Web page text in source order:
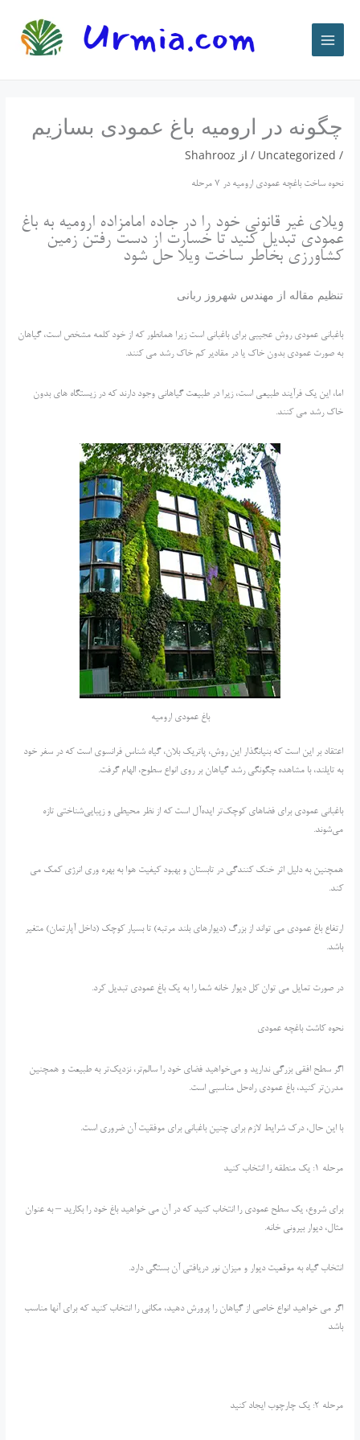
چگونه در ارومیه باغ عمودی بسازیم
/
Uncategorized / از Shahrooz
نحوه ساخت باغچه عمودی ارومیه در 7 مرحله
ویلای غیر قانونی خود را در جاده امامزاده ارومیه به باغ
عمودی تبدیل کنید تا خسارت از دست رفتن زمین
کشاورزی بخاطر ساخت ویلا حل شود
تنظیم مقاله از مهندس شهروز ربانی
باغبانی عمودی روش عجیبی برای باغبانی است زیرا همانطور که از خود کلمه مشخص است، گیاهان
به صورت عمودی بدون خاک یا در مقادیر کم خاک رشد می کنند.
اما، این یک فرآیند طبیعی است، زیرا در طبیعت گیاهانی وجود دارند که در زیستگاه های بدون
خاک رشد می کنند.
باغ عمودی ارومیه
اعتقاد بر این است که بنیانگذار این روش، پاتریک بلان، گیاه شناس فرانسوی است که در سفر خود
به تایلند، با مشاهده چگونگی رشد گیاهان بر روی انواع سطوح، الهام گرفت.
باغبانی عمودی برای فضاهای کوچک‌تر ایده‌آل است که از نظر محیطی و زیبایی‌شناختی تازه
می‌شوند.
همچنین به دلیل اثر خنک کنندگی در تابستان و بهبود کیفیت هوا به بهره وری انرژی کمک می
کند.
ارتفاع باغ عمودی می تواند از بزرگ (دیوارهای بلند مرتبه) تا بسیار کوچک (داخل آپارتمان) متغیر
باشد.
در صورت تمایل می توان کل دیوار خانه شما را به یک باغ عمودی تبدیل کرد.
نحوه کاشت باغچه عمودی
اگر سطح افقی بزرگی ندارید و می‌خواهید فضای خود را سالم‌تر، نزدیک‌تر به طبیعت و همچنین
مدرن‌تر کنید، باغ عمودی راه‌حل مناسبی است.
با این حال، درک شرایط لازم برای چنین باغبانی برای موفقیت آن ضروری است.
مرحله 1: یک منطقه را انتخاب کنید
برای شروع، یک سطح عمودی را انتخاب کنید که در آن می خواهید باغ خود را بکارید – به عنوان
مثال، دیوار بیرونی خانه.
انتخاب گیاه به موقعیت دیوار و میزان نور دریافتی آن بستگی دارد.
اگر می خواهید انواع خاصی از گیاهان را پرورش دهید، مکانی را انتخاب کنید که برای آنها مناسب
باشد
مرحله 2: یک چارچوب ایجاد کنید